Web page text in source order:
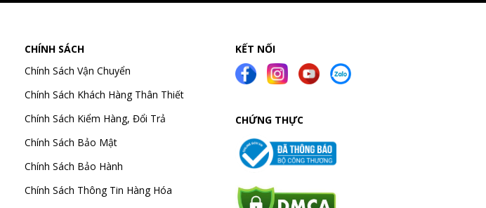
CHÍNH SÁCH
Chính Sách Vận Chuyển
Chính Sách Khách Hàng Thân Thiết
Chính Sách Kiểm Hàng, Đổi Trả
Chính Sách Bảo Mật
Chính Sách Bảo Hành
Chính Sách Thông Tin Hàng Hóa
KẾT NỐI
CHỨNG THỰC